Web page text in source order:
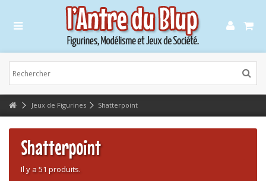
Lorem ipsum dolor sit amet
Lorem ipsum dolor sit amet, consectetur adipisicing elit, sed do eiusmod
tempor incididunt ut labore et dolore magna aliqua. Ut enim ad minim
veniam, quis nostrud exercitation ullamco laboris nisi ut aliquip ex ea
commodo consequat.
Lorem ipsum dolor sit amet
Lorem ipsum dolor sit amet, consectetur adipisicing elit, sed do eiusmod
tempor incididunt ut labore et dolore magna aliqua. Ut enim ad minim
veniam, quis nostrud exercitation ullamco laboris nisi ut aliquip ex ea
Jeux de Figurines Shatterpoint
Shatterpoint
Il y a 51 produits.